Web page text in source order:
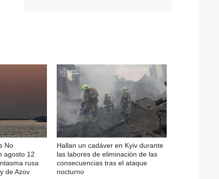
No
agosto 12
rusa
de Azov
Hallan un cadáver en Kyiv durante
las labores de eliminación de las
consecuencias tras el ataque
nocturno